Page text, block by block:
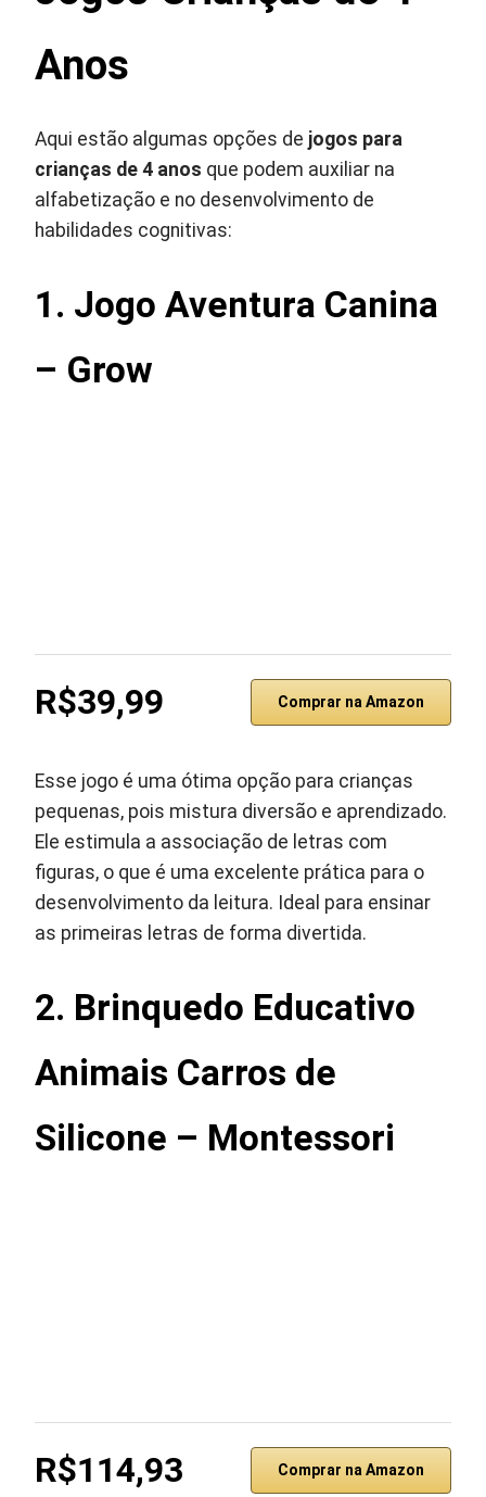
Anos
Aqui estão algumas opções de jogos para
crianças de 4 anos que podem auxiliar na
alfabetização e no desenvolvimento de
habilidades cognitivas:
1. Jogo Aventura Canina
– Grow
R$39,99 Comprar na Amazon
Esse jogo é uma ótima opção para crianças
pequenas, pois mistura diversão e aprendizado.
Ele estimula a associação de letras com
figuras, o que é uma excelente prática para o
desenvolvimento da leitura. Ideal para ensinar
as primeiras letras de forma divertida.
2. Brinquedo Educativo
Animais Carros de
Silicone – Montessori
R$114,93 Comprar na Amazon